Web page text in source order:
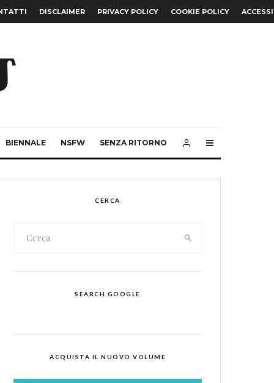
DISCLAIMER PRIVACY POLICY COOKIE POLICY
BIENNALE NSFW SENZA RITORNO
CERCA
SEARCH GOOGLE
ACQUISTA IL NUOVO VOLUME